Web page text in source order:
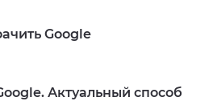
Google
Актуальный способ